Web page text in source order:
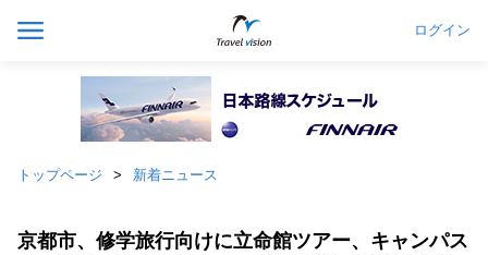
ログイン
トップページ 新着ニュース
京都市、修学旅行向けに立命館ツアー、キャンパス